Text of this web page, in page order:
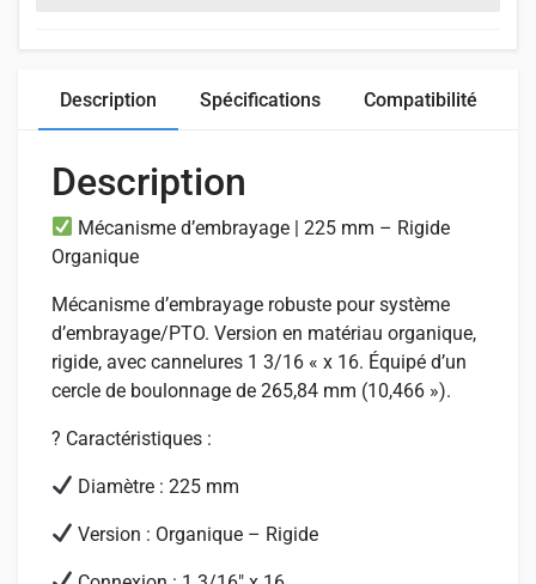
Description Spécifications Compatibilité
Description
Mécanisme d’embrayage | 225 mm – Rigide
Organique
Mécanisme d’embrayage robuste pour système
d’embrayage/PTO. Version en matériau organique,
rigide, avec cannelures 1 3/16 « x 16. Équipé d’un
cercle de boulonnage de 265,84 mm (10,466 »).
? Caractéristiques :
Diamètre : 225 mm
Version : Organique – Rigide